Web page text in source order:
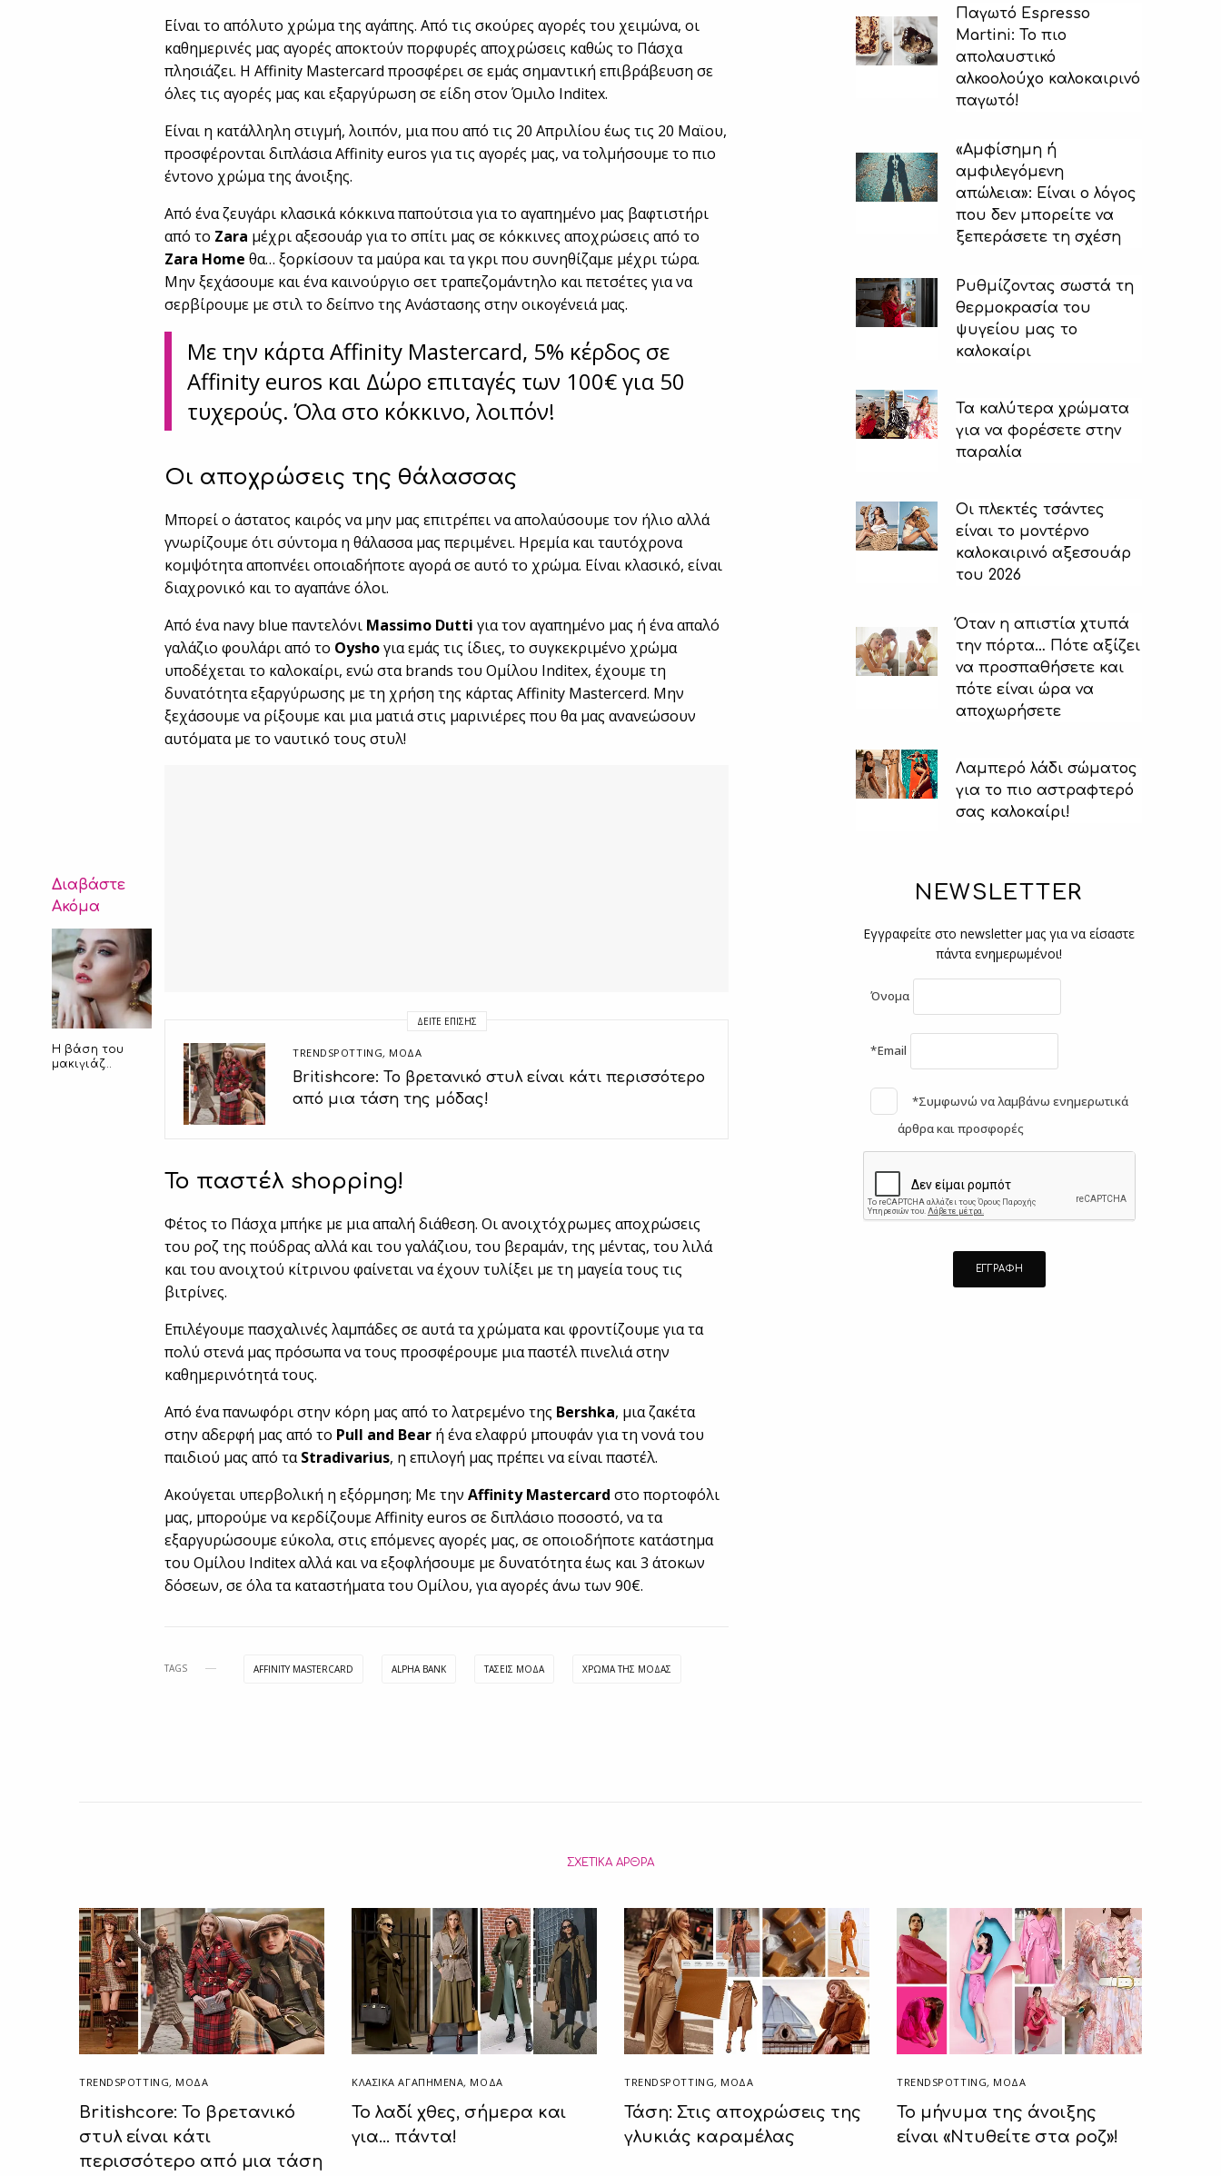
Διαβάστε
Ακόμα
Η βάση του
μακιγιάζ…
Είναι το απόλυτο χρώμα της αγάπης. Από τις σκούρες αγορές του χειμώνα, οι
καθημερινές μας αγορές αποκτούν πορφυρές αποχρώσεις καθώς το Πάσχα
πλησιάζει. Η Affinity Mastercard προσφέρει σε εμάς σημαντική επιβράβευση σε
όλες τις αγορές μας και εξαργύρωση σε είδη στον Όμιλο Inditex.
Είναι η κατάλληλη στιγμή, λοιπόν, μια που από τις 20 Απριλίου έως τις 20 Μαϊου,
προσφέρονται διπλάσια Αffinity euros για τις αγορές μας, να τολμήσουμε το πιο
έντονο χρώμα της άνοιξης.
Από ένα ζευγάρι κλασικά κόκκινα παπούτσια για το αγαπημένο μας βαφτιστήρι
από το Zara μέχρι αξεσουάρ για το σπίτι μας σε κόκκινες αποχρώσεις από το
Zara Home θα… ξορκίσουν τα μαύρα και τα γκρι που συνηθίζαμε μέχρι τώρα.
Μην ξεχάσουμε και ένα καινούργιο σετ τραπεζομάντηλο και πετσέτες για να
σερβίρουμε με στιλ το δείπνο της Ανάστασης στην οικογένειά μας.
Με την κάρτα Affinity Mastercard, 5% κέρδος σε
Affinity euros και Δώρο επιταγές των 100€ για 50
τυχερούς. Όλα στο κόκκινο, λοιπόν!
Οι αποχρώσεις της θάλασσας
Μπορεί ο άστατος καιρός να μην μας επιτρέπει να απολαύσουμε τον ήλιο αλλά
γνωρίζουμε ότι σύντομα η θάλασσα μας περιμένει. Ηρεμία και ταυτόχρονα
κομψότητα αποπνέει οποιαδήποτε αγορά σε αυτό το χρώμα. Είναι κλασικό, είναι
διαχρονικό και το αγαπάνε όλοι.
Από ένα navy blue παντελόνι Massimo Duttiγια τον αγαπημένο μας ή ένα απαλό
γαλάζιο φουλάρι από το Oyshoγια εμάς τις ίδιες, το συγκεκριμένο χρώμα
υποδέχεται το καλοκαίρι, ενώ στα brands του Ομίλου Inditex, έχουμε τη
δυνατότητα εξαργύρωσης με τη χρήση της κάρτας Affinity Mastercerd. Μην
ξεχάσουμε να ρίξουμε και μια ματιά στις μαρινιέρες που θα μας ανανεώσουν
αυτόματα με το ναυτικό τους στυλ!
ΔΕΊΤΕ ΕΠΊΣΗΣ
TRENDSPOTTING, ΜΟΔΑ
Britishcore: Το βρετανικό στυλ είναι κάτι περισσότερο
από μια τάση της μόδας!
Το παστέλ shopping!
Φέτος το Πάσχα μπήκε με μια απαλή διάθεση. Οι ανοιχτόχρωμες αποχρώσεις
του ροζ της πούδρας αλλά και του γαλάζιου, του βεραμάν, της μέντας, του λιλά
και του ανοιχτού κίτρινου φαίνεται να έχουν τυλίξει με τη μαγεία τους τις
βιτρίνες.
Επιλέγουμε πασχαλινές λαμπάδες σε αυτά τα χρώματα και φροντίζουμε για τα
πολύ στενά μας πρόσωπα να τους προσφέρουμε μια παστέλ πινελιά στην
καθημερινότητά τους.
Από ένα πανωφόρι στην κόρη μας από το λατρεμένο της Bershka, μια ζακέτα
στην αδερφή μας από το Pull and Bear ή ένα ελαφρύ μπουφάν για τη νονά του
παιδιού μας από ταStradivarius, η επιλογή μας πρέπει να είναι παστέλ.
Ακούγεται υπερβολική η εξόρμηση; Με τηνΑffinity Mastercardστο πορτοφόλι
μας, μπορούμε να κερδίζουμε Affinity euros σε διπλάσιο ποσοστό, να τα
εξαργυρώσουμε εύκολα, στις επόμενες αγορές μας, σε οποιοδήποτε κατάστημα
του Ομίλου Inditex αλλά και να εξοφλήσουμε με δυνατότητα έως και 3 άτοκων
δόσεων, σε όλα τα καταστήματα του Ομίλου, για αγορές άνω των 90€.
TAGS AFFINITY MASTERCARD ALPHA BANK ΤΑΣΕΙΣ ΜΟΔΑ ΧΡΏΜΑ ΤΗΣ ΜΌΔΑΣ
Παγωτό Espresso
Martini: Το πιο
απολαυστικό
αλκοολούχο καλοκαιρινό
παγωτό!
«Αμφίσημη ή
αμφιλεγόμενη
απώλεια»: Είναι ο λόγος
που δεν μπορείτε να
ξεπεράσετε τη σχέση
Ρυθμίζοντας σωστά τη
θερμοκρασία του
ψυγείου μας το
καλοκαίρι
Τα καλύτερα χρώματα
για να φορέσετε στην
παραλία
Οι πλεκτές τσάντες
είναι το μοντέρνο
καλοκαιρινό αξεσουάρ
του 2026
Όταν η απιστία χτυπά
την πόρτα… Πότε αξίζει
να προσπαθήσετε και
πότε είναι ώρα να
αποχωρήσετε
Λαμπερό λάδι σώματος
για το πιο αστραφτερό
σας καλοκαίρι!
NEWSLETTER
Εγγραφείτε στο newsletter μας για να είσαστε
πάντα ενημερωμένοι!
Όνομα
*Email
*Συμφωνώ να λαμβάνω ενημερωτικά
άρθρα και προσφορές
ΣΧΕΤΙΚΆ ΆΡΘΡΑ
TRENDSPOTTING, ΜΟΔΑ
Britishcore: Το βρετανικό
στυλ είναι κάτι
περισσότερο από μια τάση
ΚΛΑΣΙΚΆ ΑΓΑΠΗΜΈΝΑ, ΜΟΔΑ
Το λαδί χθες, σήμερα και
για… πάντα!
TRENDSPOTTING, ΜΟΔΑ
Τάση: Στις αποχρώσεις της
γλυκιάς καραμέλας
TRENDSPOTTING, ΜΟΔΑ
Το μήνυμα της άνοιξης
είναι «Ντυθείτε στα ροζ»!